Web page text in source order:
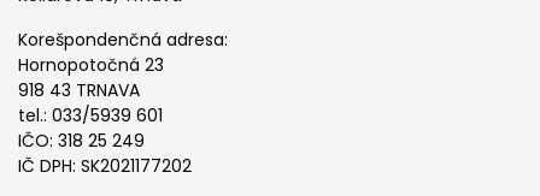
Korešpondenčná adresa:
Hornopotočná 23
918 43 TRNAVA
tel.: 033/5939 601
IČO: 318 25 249
IČ DPH: SK2021177202